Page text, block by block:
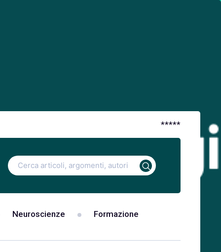
*****
Ricerca
per:
Neuroscienze Formazione